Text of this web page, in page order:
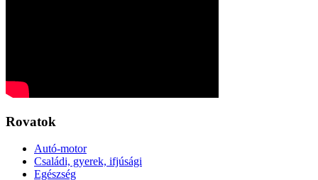
Rovatok
Autó-motor
Családi, gyerek, ifjúsági
Egészség